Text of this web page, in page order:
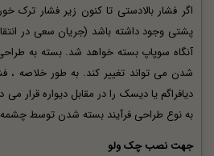
اگر فشار بالادستی تا کنون زیر فشار ترک
پشتی وجود داشته باشد (جریان سعی در
آنگاه سوپاپ بسته خواهد شد. بسته به
شدن می تواند تغییر کند. به طور خلاصه ،
دیافراگم یا دیسک را در مقابل دیواره قرار
به نوع طراحی فرآیند بسته شدن توسط
جهت نصب چک ولو